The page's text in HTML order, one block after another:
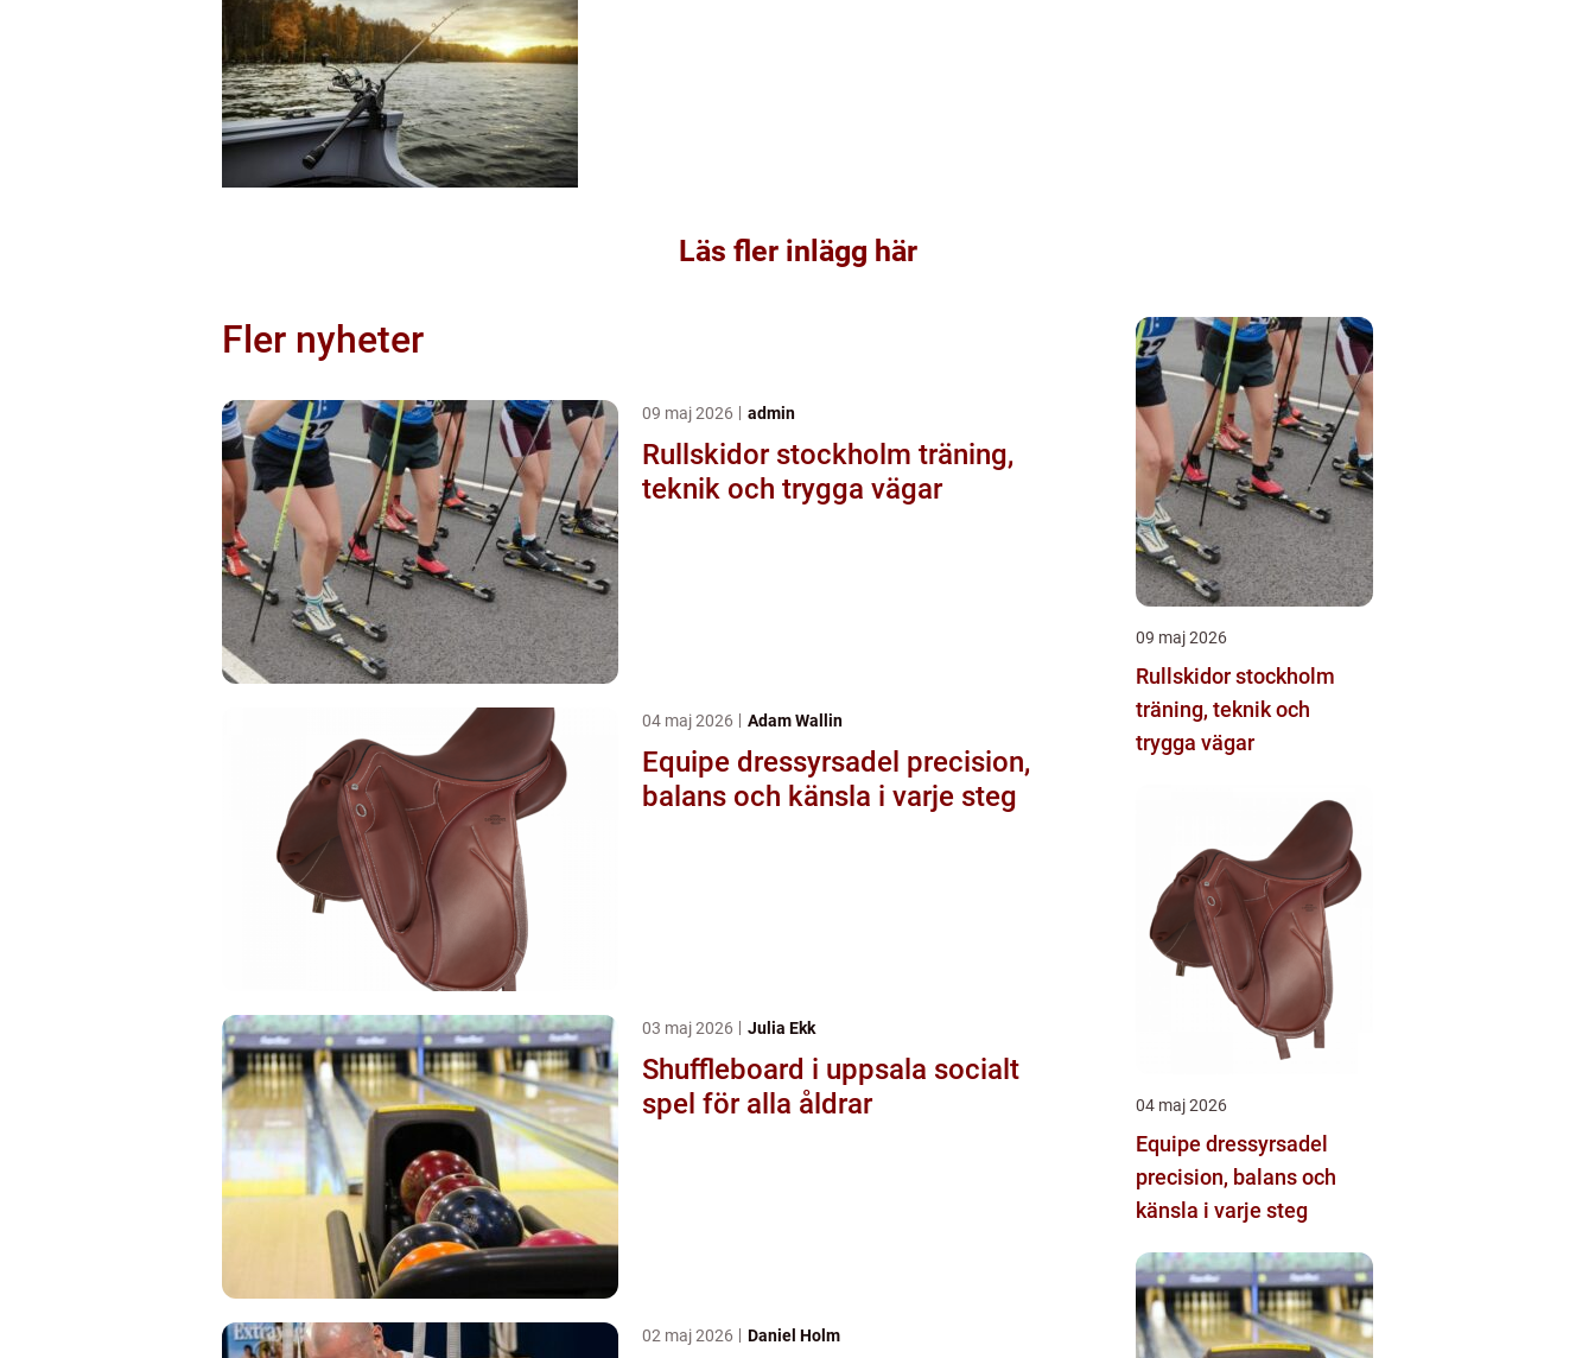
Läs fler inlägg här
Fler nyheter
09 maj 2026 admin
Rullskidor stockholm träning,
teknik och trygga vägar
04 maj 2026 Adam Wallin
Equipe dressyrsadel precision,
balans och känsla i varje steg
03 maj 2026 Julia Ekk
Shuffleboard i uppsala socialt
spel för alla åldrar
02 maj 2026 Daniel Holm
09 maj 2026
Rullskidor stockholm
träning, teknik och
trygga vägar
04 maj 2026
Equipe dressyrsadel
precision, balans och
känsla i varje steg